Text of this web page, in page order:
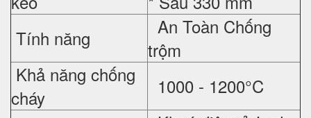
Tính năng
An Toàn Chống
trộm
Khả năng chống
cháy
1000 - 1200°C